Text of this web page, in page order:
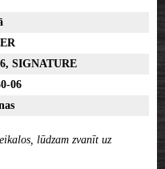
SIGNATURE
06
lūdzam zvanīt uz